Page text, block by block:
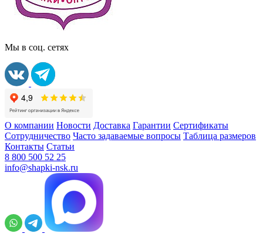
Мы в соц. сетях
О компании Новости Доставка Гарантии Сертификаты
Сотрудничество Часто задаваемые вопросы Таблица размеров
Контакты Статьи
8 800 500 52 25
info@shapki-nsk.ru